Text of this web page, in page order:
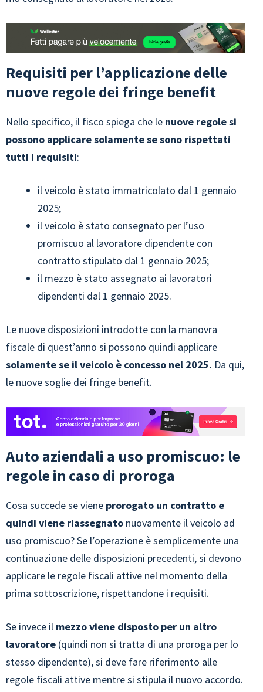
Requisiti per l’applicazione delle
nuove regole dei fringe benefit
Nello specifico, il fisco spiega che le nuove regole si
possono applicare solamente se sono rispettati
tutti i requisiti:
il veicolo è stato immatricolato dal 1 gennaio
2025;
il veicolo è stato consegnato per l’uso
promiscuo al lavoratore dipendente con
contratto stipulato dal 1 gennaio 2025;
il mezzo è stato assegnato ai lavoratori
dipendenti dal 1 gennaio 2025.
Le nuove disposizioni introdotte con la manovra
fiscale di quest’anno si possono quindi applicare
solamente se il veicolo è concesso nel 2025. Da qui,
le nuove soglie dei fringe benefit.
Auto aziendali a uso promiscuo: le
regole in caso di proroga
Cosa succede se viene prorogato un contratto e
quindi viene riassegnato nuovamente il veicolo ad
uso promiscuo? Se l’operazione è semplicemente una
continuazione delle disposizioni precedenti, si devono
applicare le regole fiscali attive nel momento della
prima sottoscrizione, rispettandone i requisiti.
Se invece il mezzo viene disposto per un altro
lavoratore (quindi non si tratta di una proroga per lo
stesso dipendente), si deve fare riferimento alle
regole fiscali attive mentre si stipula il nuovo accordo.